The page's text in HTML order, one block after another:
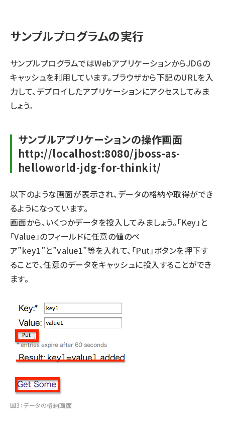
サンプルプログラムの実行
サンプルプログラムではWebアプリケーションからJDGの
キャッシュを利用しています。ブラウザから下記のURLを入
力して、デプロイしたアプリケーションにアクセスしてみま
しょう。
サンプルアプリケーションの操作画面
http://localhost:8080/jboss-as-
helloworld-jdg-for-thinkit/
以下のような画面が表示され、データの格納や取得ができ
るようになっています。
画面から、いくつかデータを投入してみましょう。「Key」と
「Value」のフィールドに任意の値のペ
ア”key1”と”value1”等を入れて、「Put」ボタンを押下す
ることで、任意のデータをキャッシュに投入することができ
ます。
図3：データの格納画面